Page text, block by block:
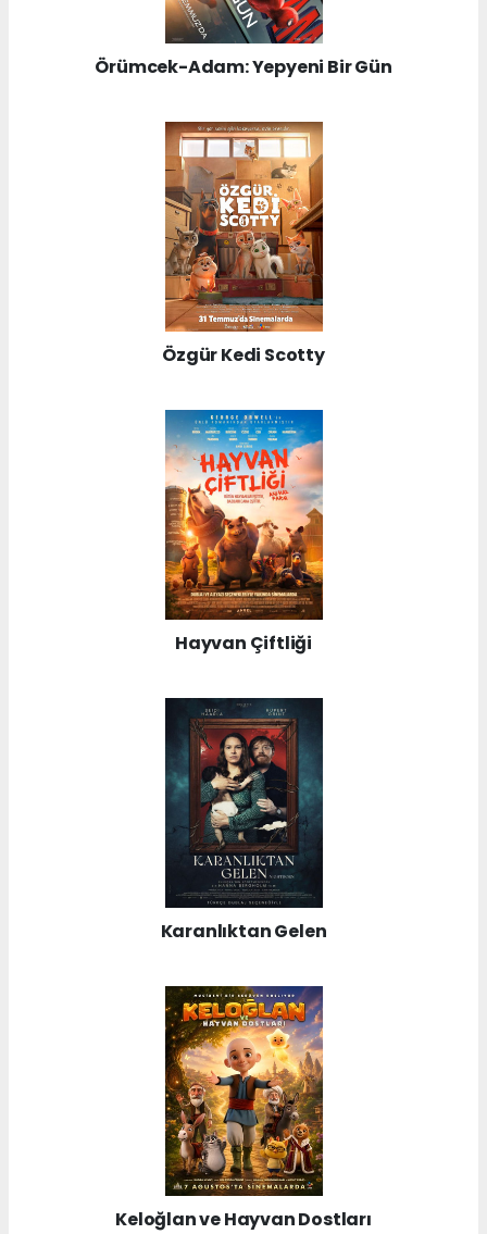
Örümcek-Adam: Yepyeni Bir Gün
Özgür Kedi Scotty
Hayvan Çiftliği
Karanlıktan Gelen
Keloğlan ve Hayvan Dostları